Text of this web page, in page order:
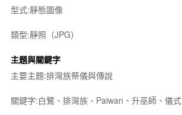
型式:靜態圖像
類型:靜照（JPG）
主題與關鍵字
主要主題:排灣族祭儀與傳說
關鍵字:白鷺、排灣族、Paiwan、升巫師、儀式